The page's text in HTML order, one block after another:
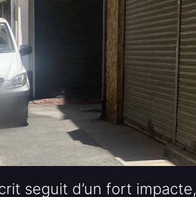
seguit d’un fort impacte,